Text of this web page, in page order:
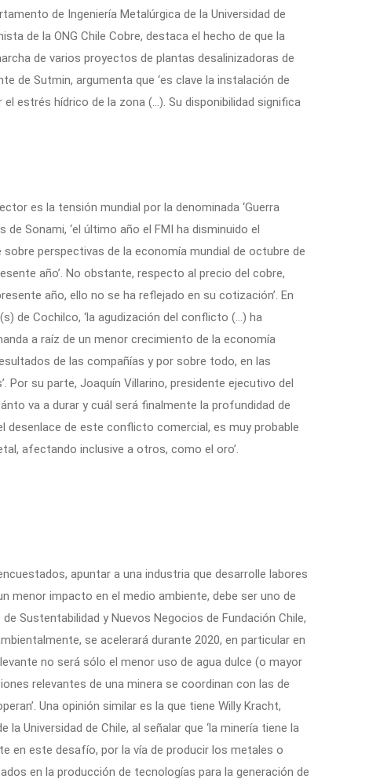
de Ingeniería Metalúrgica de la Universidad de
de la ONG Chile Cobre, destaca el hecho de que la
de varios proyectos de plantas desalinizadoras de
de Sutmin, argumenta que ‘es clave la instalación de
estrés hídrico de la zona (…). Su disponibilidad significa
es la tensión mundial por la denominada ‘Guerra
de Sonami, ‘el último año el FMI ha disminuido el
perspectivas de la economía mundial de octubre de
año’. No obstante, respecto al precio del cobre,
año, ello no se ha reflejado en su cotización’. En
de Cochilco, ‘la agudización del conflicto (…) ha
a raíz de un menor crecimiento de la economía
de las compañías y por sobre todo, en las
Por su parte, Joaquín Villarino, presidente ejecutivo del
va a durar y cuál será finalmente la profundidad de
de este conflicto comercial, es muy probable
afectando inclusive a otros, como el oro’.
apuntar a una industria que desarrolle labores
menor impacto en el medio ambiente, debe ser uno de
Sustentabilidad y Nuevos Negocios de Fundación Chile,
se acelerará durante 2020, en particular en
no será sólo el menor uso de agua dulce (o mayor
relevantes de una minera se coordinan con las de
Una opinión similar es la que tiene Willy Kracht,
Universidad de Chile, al señalar que ‘la minería tiene la
en este desafío, por la vía de producir los metales o
en la producción de tecnologías para la generación de